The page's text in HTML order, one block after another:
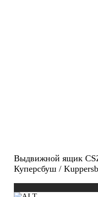
Выдвижной ящик
Куперсбуш /